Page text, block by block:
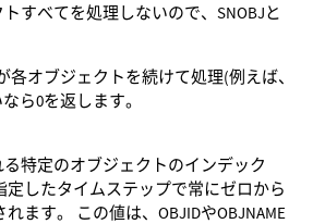
すべてを処理しないので、SNOBJと
各オブジェクトを続けて処理(例えば、
ら0を返します。
る特定のオブジェクトのインデック
定したタイムステップで常にゼロから
れます。 この値は、OBJIDやOBJNAME